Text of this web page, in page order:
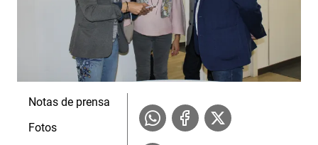
Notas de prensa
Fotos